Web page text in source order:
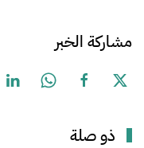
مشاركة الخبر
ذو صلة